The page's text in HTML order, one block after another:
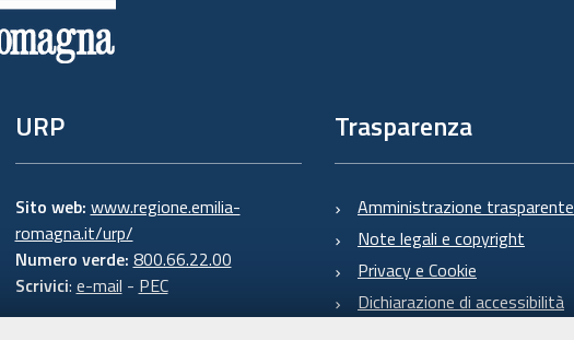
URP
Sito web: www.regione.emilia-
romagna.it/urp/
Numero verde: 800.66.22.00
Scrivici: e-mail - PEC
Trasparenza
Amministrazione trasparente
Note legali e copyright
Privacy e Cookie
Dichiarazione di accessibilità